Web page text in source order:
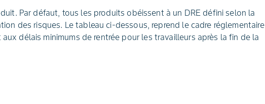
Par défaut, tous les produits obéissent à un DRE défini selon la
des risques. Le tableau ci-dessous, reprend le cadre réglementaire
délais minimums de rentrée pour les travailleurs après la fin de la